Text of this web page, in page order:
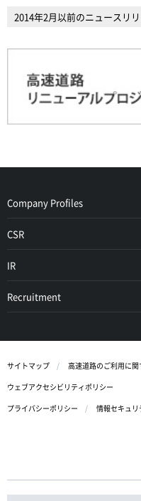
2014年2月以前のニュースリ
Company Profiles
CSR
IR
Recruitment
サイトマップ 高速道路のご利用に
ウェブアクセシビリティポリシー
プライバシーポリシー
情報セキュリ